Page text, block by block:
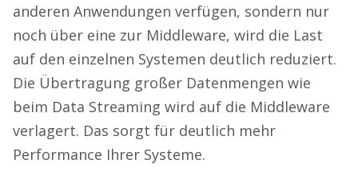
anderen Anwendungen verfügen, sondern nur
noch über eine zur Middleware, wird die Last
auf den einzelnen Systemen deutlich reduziert.
Die Übertragung großer Datenmengen wie
beim Data Streaming wird auf die Middleware
verlagert. Das sorgt für deutlich mehr
Performance Ihrer Systeme.